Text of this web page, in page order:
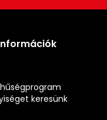
hűségprogram
keresünk